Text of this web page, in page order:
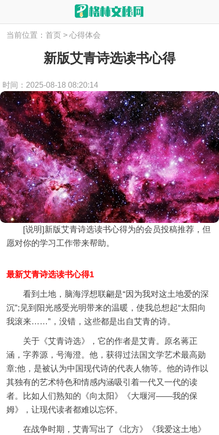
当前位置：首页 > 心得体会
新版艾青诗选读书心得
时间：2025-08-18 08:20:14
[说明]新版艾青诗选读书心得为的会员投稿推荐，但
愿对你的学习工作带来帮助。
最新艾青诗选读书心得1
看到土地，脑海浮想联翩是“因为我对这土地爱的深
沉”;见到阳光感受光明带来的温暖，使我总想起“太阳向
我滚来……”，没错，这些都是出自艾青的诗。
关于《艾青诗选》，它的作者是艾青。原名蒋正
涵，字养源，号海澄。他，获得过法国文学艺术最高勋
章;他，是被认为中国现代诗的代表人物等。他的诗作以
其独有的艺术特色和情感内涵吸引着一代又一代的读
者。比如人们熟知的《向太阳》《大堰河——我的保
姆》，让现代读者都难以忘怀。
在战争时期，艾青写出了《北方》《我爱这土地》